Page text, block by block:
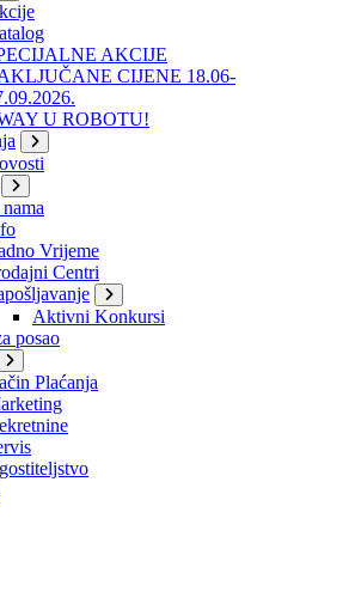
AKCIJE
CIJENE 18.06-
U ROBOTU!
Vrijeme
Centri
Aktivni Konkursi
posao
Plaćanja